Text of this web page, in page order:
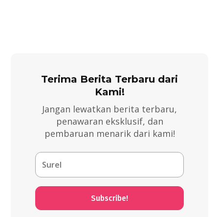
Terima Berita Terbaru dari
Kami!
Jangan lewatkan berita terbaru,
penawaran eksklusif, dan
pembaruan menarik dari kami!
Subscribe!